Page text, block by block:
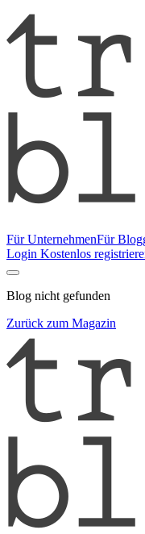
Für UnternehmenFür
Login Kostenlos
Blog nicht gefunden
Zurück zum Magazin